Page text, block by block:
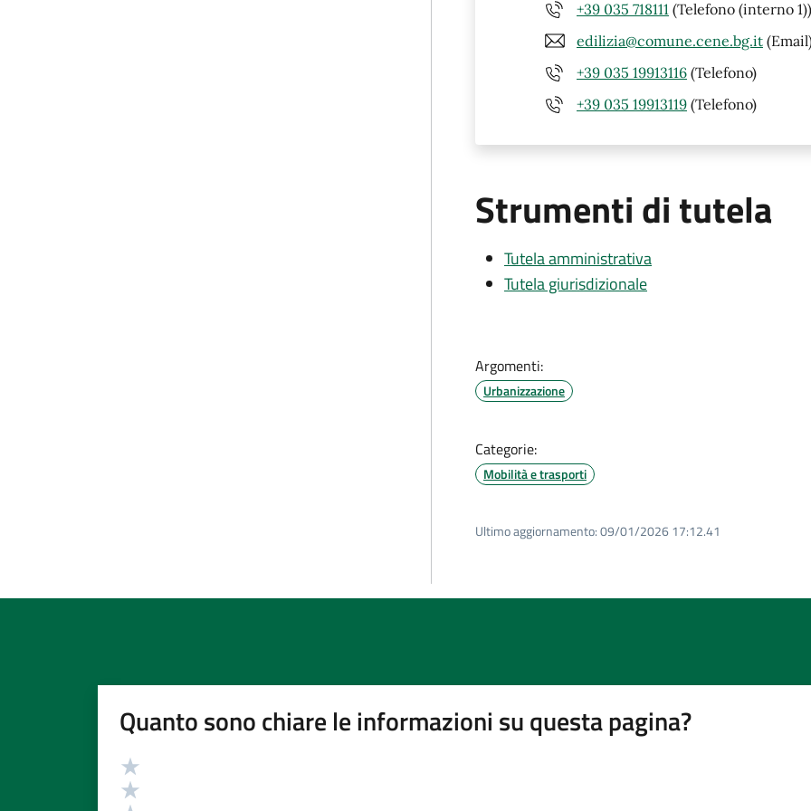
+39 035 718111 (Telefono (interno 1))
edilizia@comune.cene.bg.it
+39 035 19913116 (Telefono)
+39 035 19913119 (Telefono)
Strumenti di tutela
Tutela amministrativa
Tutela giurisdizionale
Argomenti:
Urbanizzazione
Categorie:
Mobilità e trasporti
Ultimo aggiornamento:09/01/2026 17:12.41
Quanto sono chiare le informazioni su questa pagina?
Valutazione